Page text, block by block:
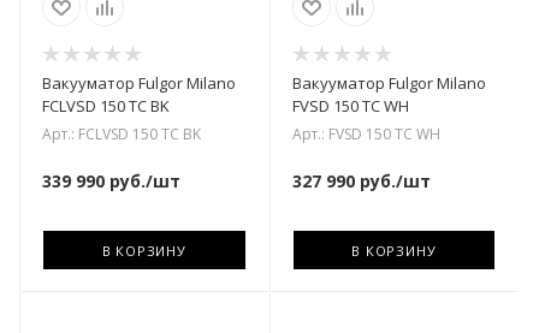
Вакууматор Fulgor Milano
FCLVSD 150 TC BK
Арт.: FCLVSD 150 TC BK
339 990 руб./шт
В КОРЗИНУ
Вакууматор Fulgor Milano
FVSD 150 TC WH
Арт.: FVSD 150 TC WH
327 990руб./шт
В КОРЗИНУ